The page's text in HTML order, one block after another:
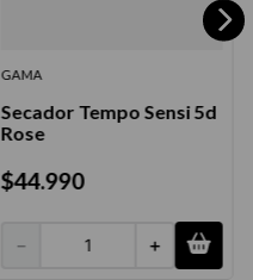
GAMA
Secador Tempo Sensi 5d
Rose
$44.990
＋
－